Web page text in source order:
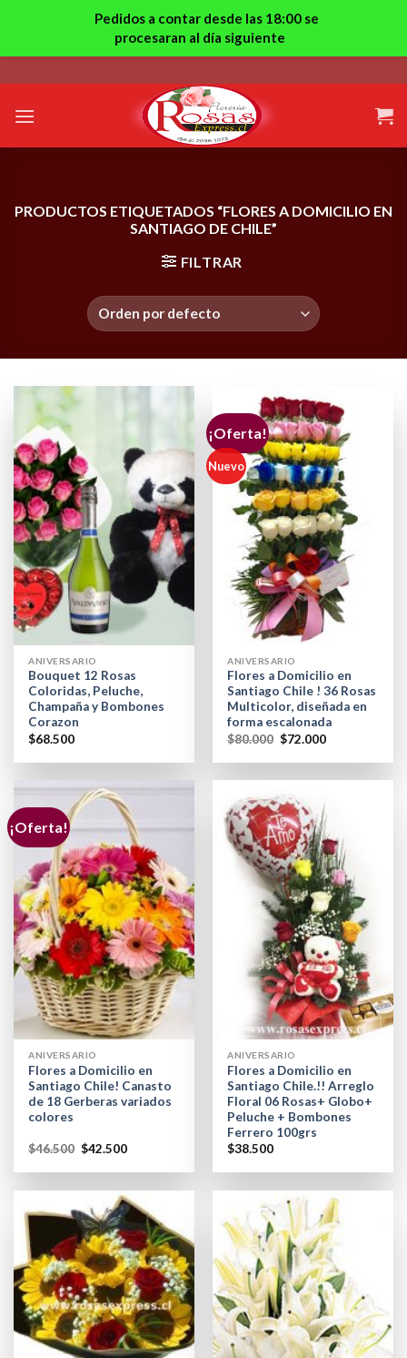
to
content
PRODUCTOS ETIQUETADOS “FLORES A DOMICILIO EN
SANTIAGO DE CHILE”
FILTRAR
ANIVERSARIO
Bouquet 12 Rosas
Coloridas, Peluche,
Champaña y Bombones
Corazon
$68.500
¡Oferta!
Nuevo
ANIVERSARIO
Flores a Domicilio en
Santiago Chile ! 36 Rosas
Multicolor, diseñada en
forma escalonada
$80.000 $72.000
¡Oferta!
ANIVERSARIO
Flores a Domicilio en
Santiago Chile! Canasto
de 18 Gerberas variados
colores
$46.500 $42.500
ANIVERSARIO
Flores a Domicilio en
Santiago Chile.!! Arreglo
Floral 06 Rosas+ Globo+
Peluche + Bombones
Ferrero 100grs
$38.500
Pedidos a contar desde las 18:00 se
procesaran al día siguiente